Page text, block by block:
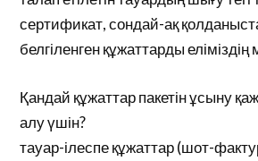
сертификат, сондай-ақ
белгіленген құжаттарды еліміздің
Қандай құжаттар пакетін ұсыну
алу үшін?
тауар-ілеспе құжаттар (шот-